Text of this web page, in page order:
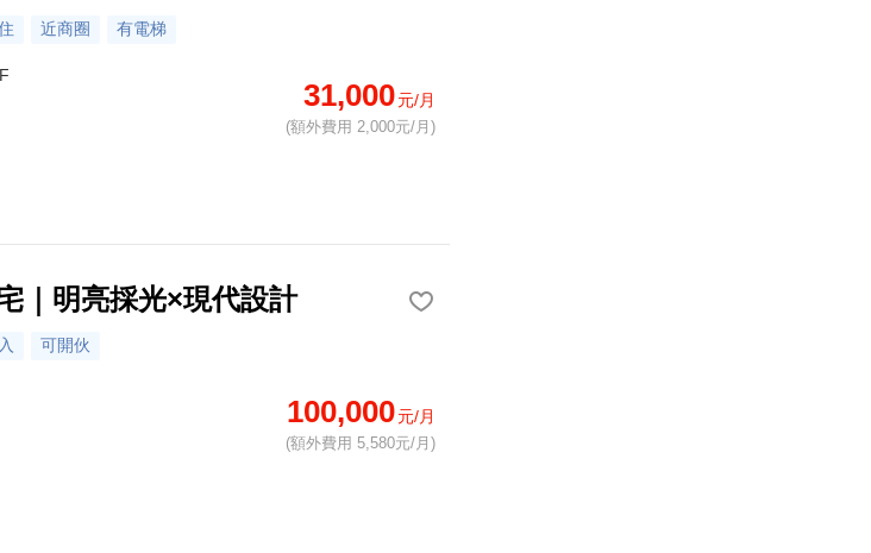
近商圈 有電梯
31,000元/月
(額外費用 2,000元/月)
｜明亮採光×現代設計
可開伙
100,000元/月
(額外費用 5,580元/月)